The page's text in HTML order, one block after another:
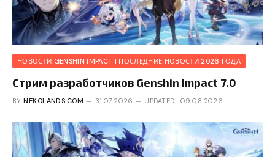
НОВОСТИ GENSHIN IMPACT | ПОСЛЕДНИЕ НОВОСТИ 2026 ГОДА
Стрим разработчиков Genshin Impact 7.0
BY NEKOLANDS.COM 31.07.2026 UPDATED: 09.08.2026